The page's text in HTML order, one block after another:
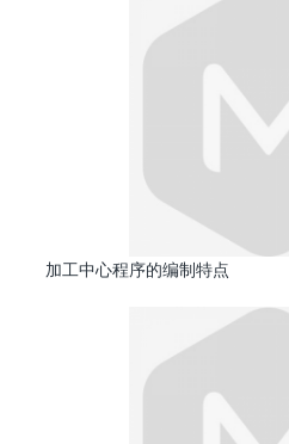
加工中心程序的编制特点